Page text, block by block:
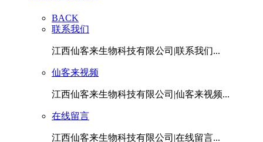
BACK
联系我们
江西仙客来生物科技有限公司|联系我们...
仙客来视频
江西仙客来生物科技有限公司|仙客来视频...
在线留言
江西仙客来生物科技有限公司|在线留言...